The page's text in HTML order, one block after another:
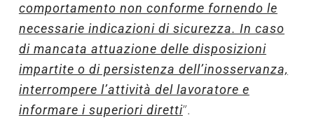
comportamento non conforme fornendo le
necessarie indicazioni di sicurezza. In caso
di mancata attuazione delle disposizioni
impartite o di persistenza dell’inosservanza,
interrompere l’attività del lavoratore e
informare i superiori diretti”.